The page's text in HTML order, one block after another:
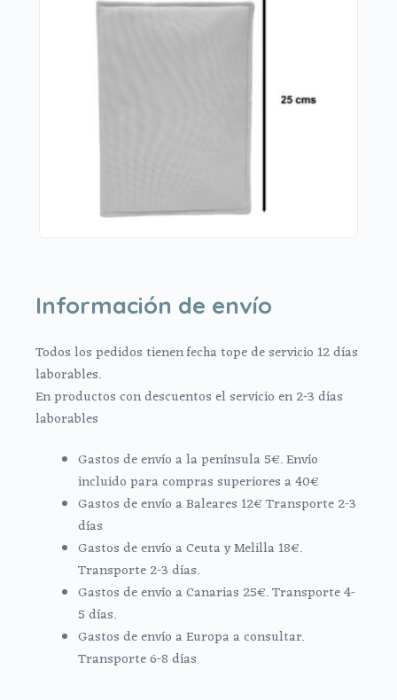
Información de envío
Todos los pedidos tienen fecha tope de servicio 12 días
laborables.
En productos con descuentos el servicio en 2-3 días
laborables
Gastos de envío a la península 5€. Envío
incluido para compras superiores a 40€
Gastos de envío a Baleares 12€ Transporte 2-3
días
Gastos de envío a Ceuta y Melilla 18€.
Transporte 2-3 días.
Gastos de envío a Canarias 25€. Transporte 4-
5 días.
Gastos de envío a Europa a consultar.
Transporte 6-8 días